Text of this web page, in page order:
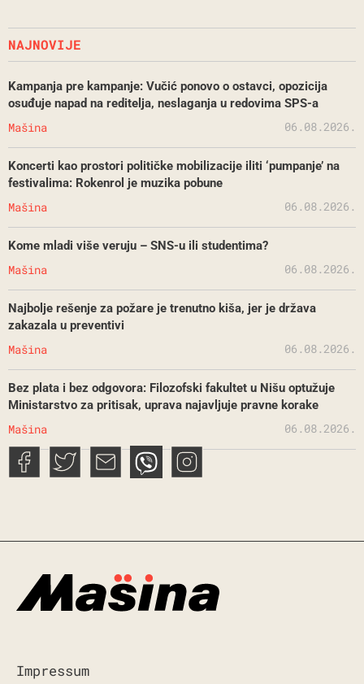
NAJNOVIJE
Kampanja pre kampanje: Vučić ponovo o ostavci, opozicija
osuđuje napad na reditelja, neslaganja u redovima SPS-a
Mašina 06.08.2026.
Koncerti kao prostori političke mobilizacije iliti ‘pumpanje’ na
festivalima: Rokenrol je muzika pobune
Mašina 06.08.2026.
Kome mladi više veruju – SNS-u ili studentima?
Mašina 06.08.2026.
Najbolje rešenje za požare je trenutno kiša, jer je država
zakazala u preventivi
Mašina 06.08.2026.
Bez plata i bez odgovora: Filozofski fakultet u Nišu optužuje
Ministarstvo za pritisak, uprava najavljuje pravne korake
Mašina 06.08.2026.
Impressum